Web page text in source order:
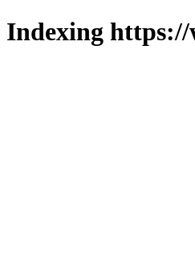
Indexing https://